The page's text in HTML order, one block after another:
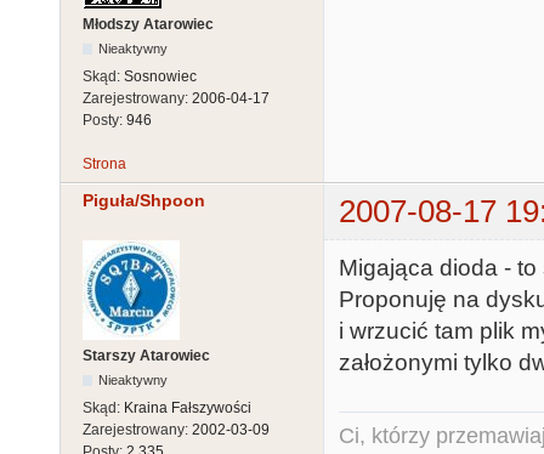
Młodszy Atarowiec
Nieaktywny
Skąd: Sosnowiec
Zarejestrowany: 2006-04-17
Posty: 946
Strona
Piguła/Shpoon 2007-08-17
Starszy Atarowiec
Nieaktywny
Skąd: Kraina Fałszywości
Zarejestrowany: 2002-03-09
Migająca dioda - to
Proponuję na
i wrzucić tam plik
założonymi tylko
Ci, którzy